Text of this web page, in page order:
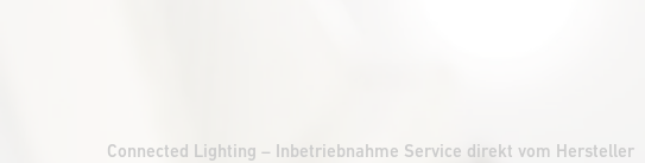
Connected Lighting – Inbetriebnahme Service direkt vom Hersteller